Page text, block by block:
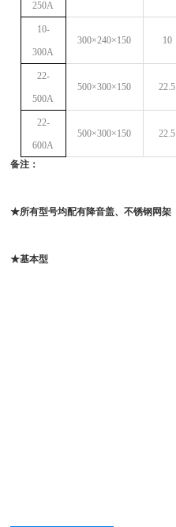
250A
10-
300A
300×240×150 10
22-
500A
500×300×150 22.5
22-
600A
500×300×150 22.5
备注：
★所有型号均配有降音盖、不锈钢网架
★基本型